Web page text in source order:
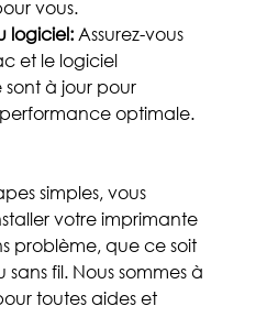
vous.
logiciel: Assurez-vous
et le logiciel
à jour pour
optimale.
simples, vous
votre imprimante
problème, que ce soit
fil. Nous sommes à
toutes aides et